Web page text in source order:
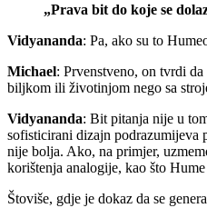
„Prava bit do koje se
Vidyananda: Pa, ako su to
Michael: Prvenstveno, on tvrdi
biljkom ili životinjom nego sa
Vidyananda: Bit pitanja nije u
sofisticirani dizajn podrazumijeva
nije bolja. Ako, na primjer,
korištenja analogije, kao što
Štoviše, gdje je dokaz da se